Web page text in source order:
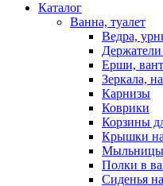
Каталог
Ванна, туалет
Ведра,
Держатели
Ерши,
Зеркала,
Карнизы
Коврики
Корзины
Крышки на
Полки в
Сиденья